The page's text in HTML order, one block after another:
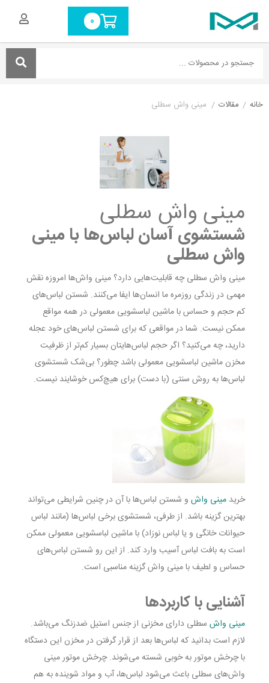
0
خانه / مقالات / مینی واش سطلی
مینی واش سطلی
شستشوی آسان لباس‌ها با مینی
واش سطلی
مینی واش سطلی چه قابلیت‌هایی دارد؟ مینی واش‌ها امروزه نقش
مهمی در زندگی روزمره ما انسان‌ها ایفا می‌کنند. شستن لباس‌های
کم حجم و حساس با ماشین لباسشویی معمولی در همه مواقع
ممکن نیست. شما در مواقعی که برای شستن لباس‌های خود عجله
دارید، چه می‌کنید؟ اگر حجم لباس‌هایتان بسیار کم‌تر از ظرفیت
مخزن ماشین لباسشویی معمولی باشد چطور؟ بی‌شک شستشوی
لباس‌ها به روش سنتی (با دست) برای هیچ‌کس خوشایند نیست.
خرید مینی واش و شستن لباس‌ها با آن در چنین شرایطی می‌تواند
بهترین گزینه باشد. از طرفی، شستشوی برخی لباس‌ها (مانند لباس
حیوانات خانگی و یا لباس نوزاد) با ماشین لباسشویی معمولی ممکن
است به بافت لباس آسیب وارد کند. از این رو شستن لباس‌های
حساس و لطیف با مینی واش گزینه مناسبی است.
آشنایی با کاربردها
مینی واش سطلی دارای مخزنی از جنس استیل ضدزنگ می‌باشد.
لازم است بدانید که لباس‌ها بعد از قرار گرفتن در مخزن این دستگاه
با چرخش موتور به خوبی شسته می‌شوند. چرخش موتور مینی
واش‌های سطلی باعث می‌شود لباس‌ها، آب و مواد شوینده به هم